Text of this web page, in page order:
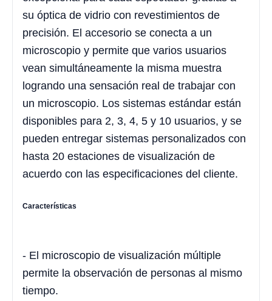
su óptica de vidrio con revestimientos de
precisión. El accesorio se conecta a un
microscopio y permite que varios usuarios
vean simultáneamente la misma muestra
logrando una sensación real de trabajar con
un microscopio. Los sistemas estándar están
disponibles para 2, 3, 4, 5 y 10 usuarios, y se
pueden entregar sistemas personalizados con
hasta 20 estaciones de visualización de
acuerdo con las especificaciones del cliente.
Características
- El microscopio de visualización múltiple
permite la observación de personas al mismo
tiempo.